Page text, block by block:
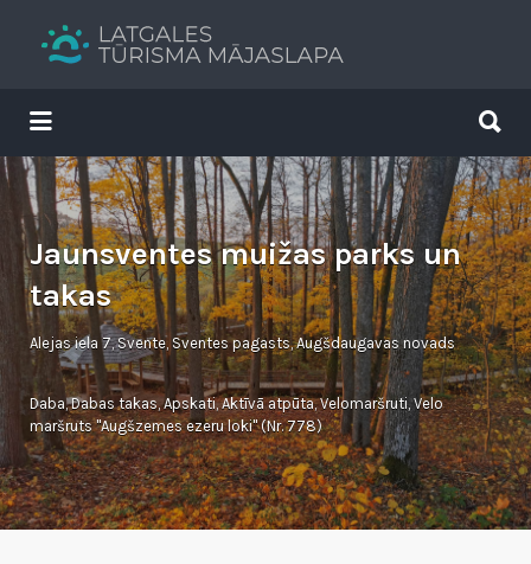
Tavs brīvdienu ceļvedis
Search
for:
for:
Jaunsventes muižas parks un
takas
Alejas iela 7, Svente, Sventes pagasts, Augšdaugavas novads
Daba,Dabas takas,Apskati,Aktīvā atpūta,Velomaršruti,Velo
maršruts "Augšzemes ezeru loki" (Nr. 778)